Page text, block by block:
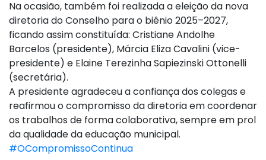
Na ocasião, também foi realizada a eleição da nova
diretoria do Conselho para o biênio 2025–2027,
ficando assim constituída: Cristiane Andolhe
Barcelos (presidente), Márcia Eliza Cavalini (vice-
presidente) e Elaine Terezinha Sapiezinski Ottonelli
(secretária).
A presidente agradeceu a confiança dos colegas e
reafirmou o compromisso da diretoria em coordenar
os trabalhos de forma colaborativa, sempre em prol
da qualidade da educação municipal.
#OCompromissoContinua